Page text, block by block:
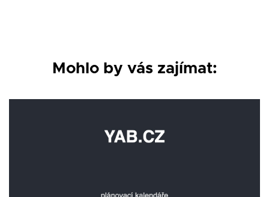
Mohlo by vás zajímat: